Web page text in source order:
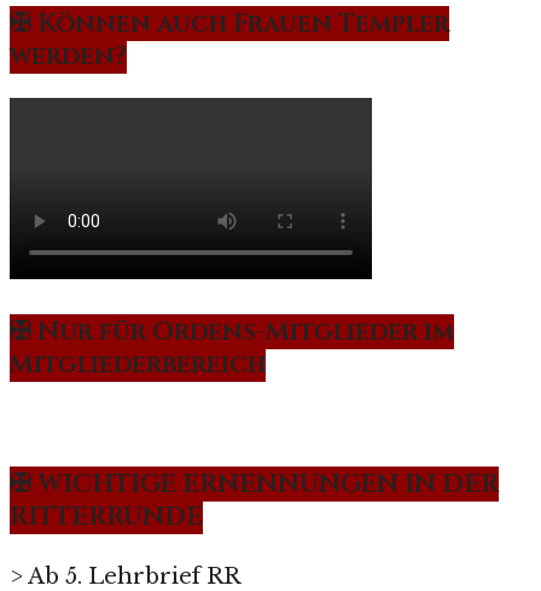
✠ Können auch Frauen Templer
werden?
✠ Nur für Ordens-Mitglieder im
Mitgliederbereich
✠ WICHTIGE ERNENNUNGEN IN DER
RITTERRUNDE
> Ab 5. Lehrbrief RR